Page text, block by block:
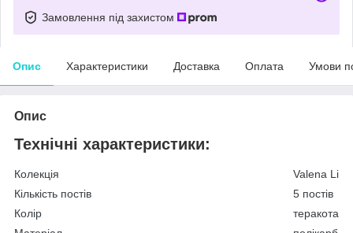
Замовлення під захистом
Опис Характеристики Доставка Оплата Умови
Опис
Технічні характеристики:
Колекція
Valena Life
Кількість постів
5 постів
Колір
теракота